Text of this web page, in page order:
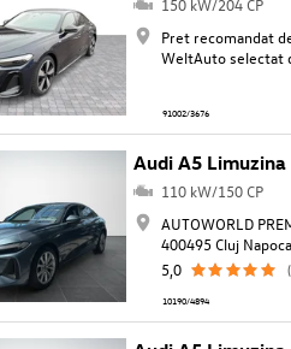
150 kW/204 CP
Pret recomandat
WeltAuto selectat
91002/3676
Audi A5 Limuzina
110 kW/150 CP
AUTOWORLD
400495 Cluj Napoca
5,0
10190/4894